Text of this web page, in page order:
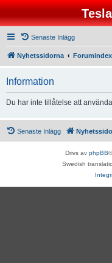
Senaste Inlägg
Nyhetssidorna Forumindex
Information
Du har inte tillåtelse att
Senaste Inlägg
Drivs av phpBB
Swedish